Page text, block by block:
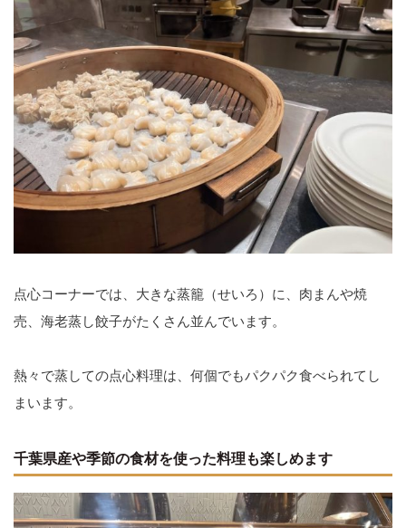
点心コーナーでは、大きな蒸籠（せいろ）に、肉まんや焼
売、海老蒸し餃子がたくさん並んでいます。
熱々で蒸しての点心料理は、何個でもパクパク食べられてし
まいます。
千葉県産や季節の食材を使った料理も楽しめます